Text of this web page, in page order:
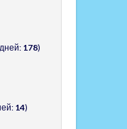
, дней: 178)
14)